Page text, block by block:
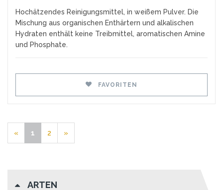
Hochätzendes Reinigungsmittel, in weißem Pulver. Die
Mischung aus organischen Enthärtern und alkalischen
Hydraten enthält keine Treibmittel, aromatischen Amine
und Phosphate.
FAVORITEN
« 1 2 »
ARTEN